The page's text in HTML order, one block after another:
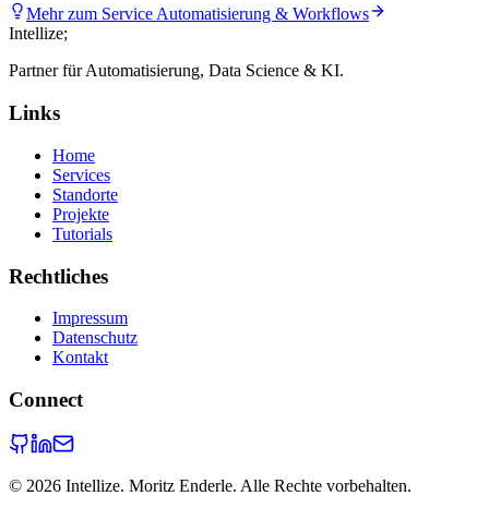
Mehr zum ServiceAutomatisierung & Workflows
Intellize;
Partner für Automatisierung, Data Science & KI.
Links
Home
Services
Standorte
Projekte
Tutorials
Rechtliches
Impressum
Datenschutz
Kontakt
Connect
© 2026 Intellize. Moritz Enderle. Alle Rechte vorbehalten.